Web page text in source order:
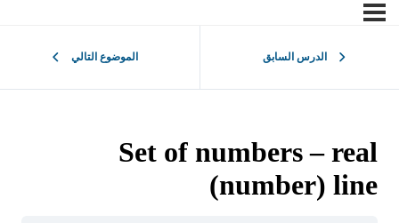
الدرس السابق الموضوع التالي
Set of numbers – real
(number) line